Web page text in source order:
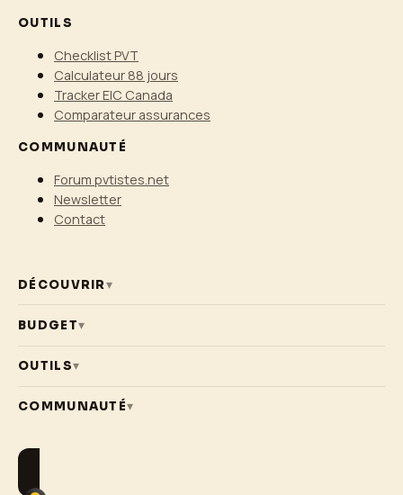
OUTILS
Checklist PVT
Calculateur 88 jours
Tracker EIC Canada
Comparateur assurances
COMMUNAUTÉ
Forum pvtistes.net
Newsletter
Contact
DÉCOUVRIR▾
BUDGET▾
OUTILS▾
COMMUNAUTÉ▾